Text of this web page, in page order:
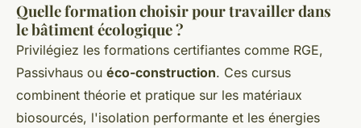
Quelle formation choisir pour travailler dans
le bâtiment écologique ?
Privilégiez les formations certifiantes comme RGE,
Passivhaus ou éco-construction. Ces cursus
combinent théorie et pratique sur les matériaux
biosourcés, l'isolation performante et les énergies